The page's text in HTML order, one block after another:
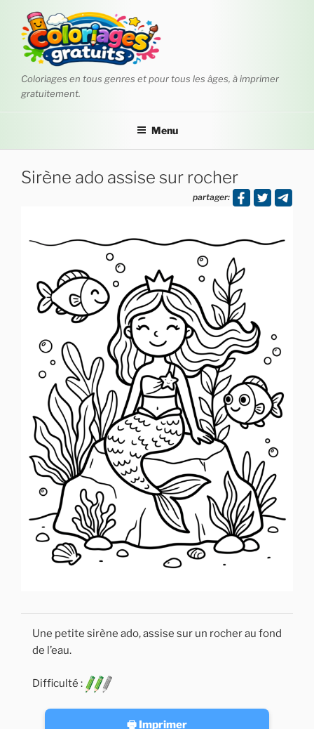
contenu
principal
Coloriages en tous genres et pour tous les âges, à imprimer
gratuitement.
Menu
Sirène ado assise sur rocher
partager:
Une petite sirène ado, assise sur un rocher au fond
de l’eau.
Difficulté :
🖶 Imprimer